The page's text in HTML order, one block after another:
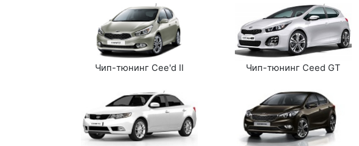
Чип-тюнинг Cee'd II Чип-тюнинг Ceed GT